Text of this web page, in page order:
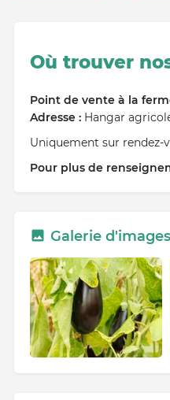
Où trouver
Point de vente à la
Adresse : Hangar
Uniquement sur rendez-
Pour plus de
Galerie d'images